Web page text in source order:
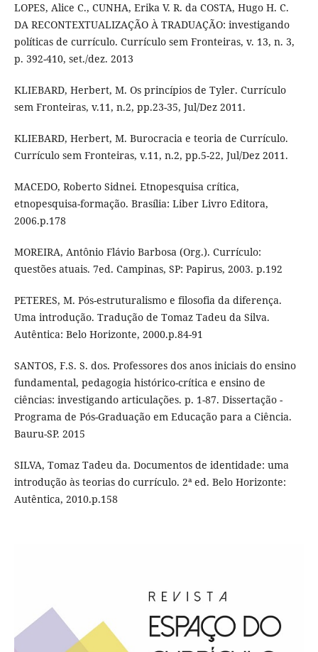
LOPES, Alice C., CUNHA, Erika V. R. da COSTA, Hugo H. C.
DA RECONTEXTUALIZAÇÃO À TRADUAÇÃO: investigando
políticas de currículo. Currículo sem Fronteiras, v. 13, n. 3,
p. 392-410, set./dez. 2013
KLIEBARD, Herbert, M. Os princípios de Tyler. Currículo
sem Fronteiras, v.11, n.2, pp.23-35, Jul/Dez 2011.
KLIEBARD, Herbert, M. Burocracia e teoria de Currículo.
Currículo sem Fronteiras, v.11, n.2, pp.5-22, Jul/Dez 2011.
MACEDO, Roberto Sidnei. Etnopesquisa crítica,
etnopesquisa-formação. Brasília: Liber Livro Editora,
2006.p.178
MOREIRA, Antônio Flávio Barbosa (Org.). Currículo:
questões atuais. 7ed. Campinas, SP: Papirus, 2003. p.192
PETERES, M. Pós-estruturalismo e filosofia da diferença.
Uma introdução. Tradução de Tomaz Tadeu da Silva.
Autêntica: Belo Horizonte, 2000.p.84-91
SANTOS, F.S. S. dos. Professores dos anos iniciais do ensino
fundamental, pedagogia histórico-crítica e ensino de
ciências: investigando articulações. p. 1-87. Dissertação -
Programa de Pós-Graduação em Educação para a Ciência.
Bauru-SP. 2015
SILVA, Tomaz Tadeu da. Documentos de identidade: uma
introdução às teorias do currículo. 2ª ed. Belo Horizonte:
Autêntica, 2010.p.158